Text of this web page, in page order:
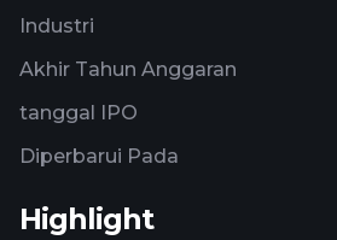
Industri
Akhir Tahun Anggaran
tanggal IPO
Diperbarui Pada
Highlight